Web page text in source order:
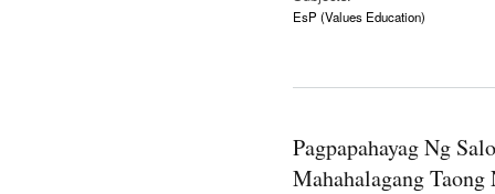
EsP (Values Education)
Pagpapahayag Ng
Mahahalagang